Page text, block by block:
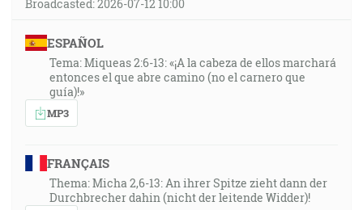
Broadcasted: 2026-07-12 10:00
ESPAÑOL
Tema: Miqueas 2:6-13: «¡A la cabeza de ellos marchará
entonces el que abre camino (no el carnero que
guía)!»
MP3
FRANÇAIS
Thema: Micha 2,6-13: An ihrer Spitze zieht dann der
Durchbrecher dahin (nicht der leitende Widder)!